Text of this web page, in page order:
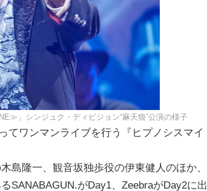
」シンジュク・ディビジョン“麻天狼”公演の様子
てワンマンライブを行う『ヒプノシスマイ
島隆一、観音坂独歩役の伊東健人のほか、
SANABAGUN.がDay1、ZeebraがDay2に出